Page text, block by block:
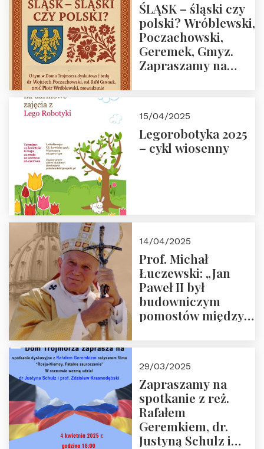
ŚLĄSK – śląski czy
polski? Wróblewski,
Poczachowski,
Geremek, Gmyz.
Zapraszamy na
Trójmorza.
15/04/2025
Legorobotyka 2025
– cykl wiosenny
14/04/2025
Prof. Michał
Łuczewski: „Jan
Paweł II był
budowniczym
pomostów między
29/03/2025
Zapraszamy na
spotkanie z reż.
Rafałem
Geremkiem, dr.
Justyną Schulz i